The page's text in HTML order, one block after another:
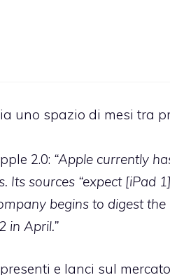
uno spazio di mesi tra
2.0: “Apple currently
Its sources “expect [iPad
begins to digest
in April.”
e lanci sul